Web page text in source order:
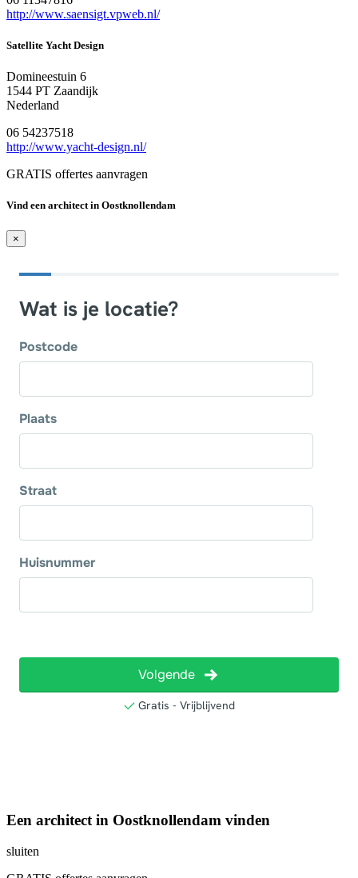
http://www.saensigt.vpweb.nl/
Satellite Yacht Design
Domineestuin 6
1544 PT Zaandijk
Nederland
06 54237518
http://www.yacht-design.nl/
GRATIS offertes aanvragen
Vind een architect in Oostknollendam
×
Een architect in Oostknollendam vinden
sluiten